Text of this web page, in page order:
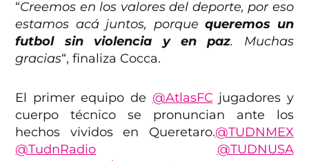
“Creemos en los valores del deporte, por eso
estamos acá juntos, porquequeremos un
futbol sin violencia y en paz. Muchas
gracias“, finaliza Cocca.
El primer equipo de @AtlasFC jugadores y
cuerpo técnico se pronuncian ante los
hechos vividos en Queretaro.@TUDNMEX
@TudnRadio
@TUDNUSA